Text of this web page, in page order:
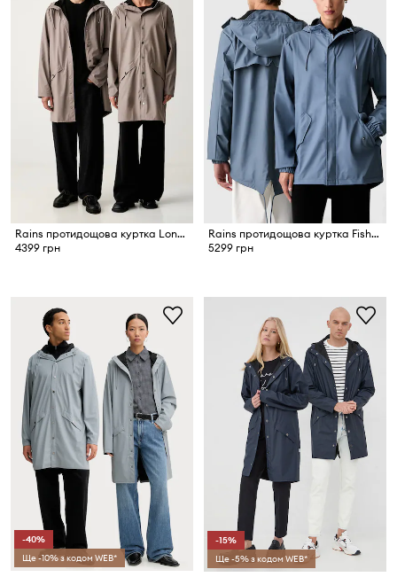
Rains протидощова куртка Long Jacket W3
4399 грн
Rains протидощова куртка Fishtail Jacket W3
5299 грн
-40%
Ще -10% з кодом WEB*
-15%
Ще -5% з кодом WEB*